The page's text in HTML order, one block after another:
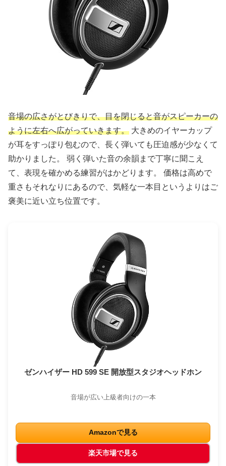
音場の広さがとびきりで、目を閉じると音がスピーカーの
ように左右へ広がっていきます。 大きめのイヤーカップ
が耳をすっぽり包むので、長く弾いても圧迫感が少なくて
助かりました。 弱く弾いた音の余韻まで丁寧に聞こえ
て、表現を確かめる練習がはかどります。 価格は高めで
重さもそれなりにあるので、気軽な一本目というよりはご
褒美に近い立ち位置です。
ゼンハイザー HD 599 SE 開放型スタジオヘッドホン
音場が広い上級者向けの一本
Amazonで見る
楽天市場で見る